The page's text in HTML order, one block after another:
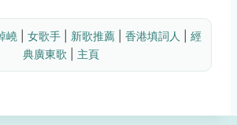
嶢 女歌手 | 新歌推薦 | 香港填詞人
經
典廣東歌
主頁